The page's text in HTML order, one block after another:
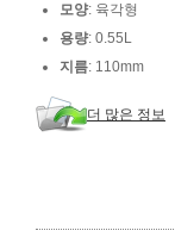
모양: 육각형
용량: 0.55L
지름: 110mm
더 많은 정보